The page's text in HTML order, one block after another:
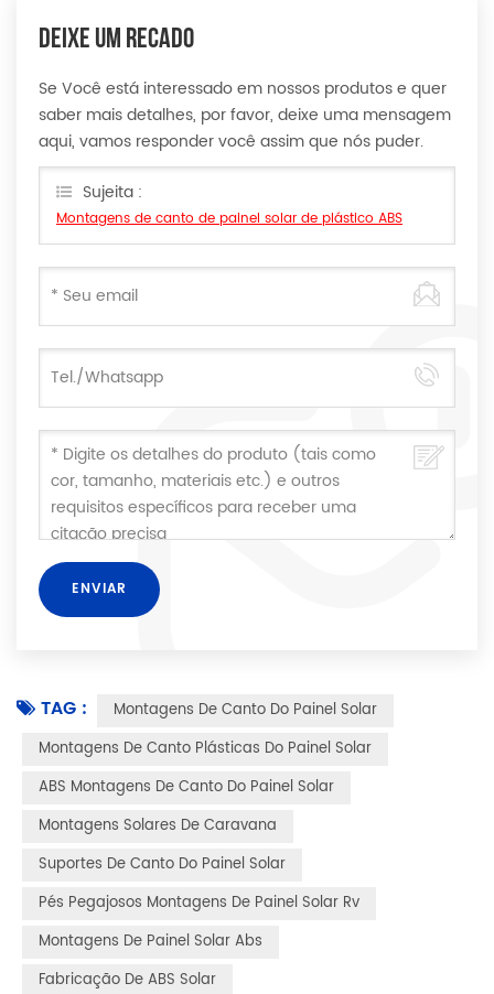
DEIXE UM RECADO
Se Você está interessado em nossos produtos e quer
saber mais detalhes, por favor, deixe uma mensagem
aqui, vamos responder você assim que nós puder.
Sujeita :
Montagens de canto de painel solar de plástico ABS
TAG :
Montagens De Canto Do Painel Solar
Montagens De Canto Plásticas Do Painel Solar
ABS Montagens De Canto Do Painel Solar
Montagens Solares De Caravana
Suportes De Canto Do Painel Solar
Pés Pegajosos Montagens De Painel Solar Rv
Montagens De Painel Solar Abs
Fabricação De ABS Solar